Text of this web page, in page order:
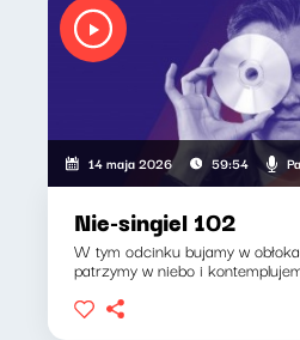
14 maja 2026 59:54
Nie-singiel 102
W tym odcinku bujamy w
patrzymy w niebo i